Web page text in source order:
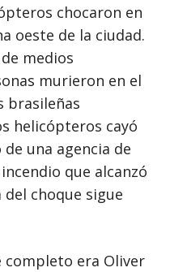
chocaron en
oeste de la ciudad.
medios
murieron en el
brasileñas
helicópteros cayó
una agencia de
que alcanzó
del choque sigue
completo era Oliver